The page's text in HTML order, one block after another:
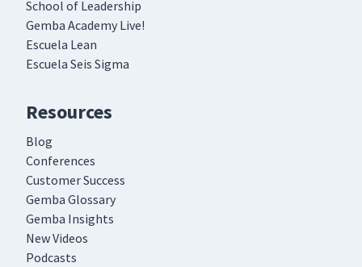
School of Leadership
Gemba Academy Live!
Escuela Lean
Escuela Seis Sigma
Resources
Blog
Conferences
Customer Success
Gemba Glossary
Gemba Insights
New Videos
Podcasts